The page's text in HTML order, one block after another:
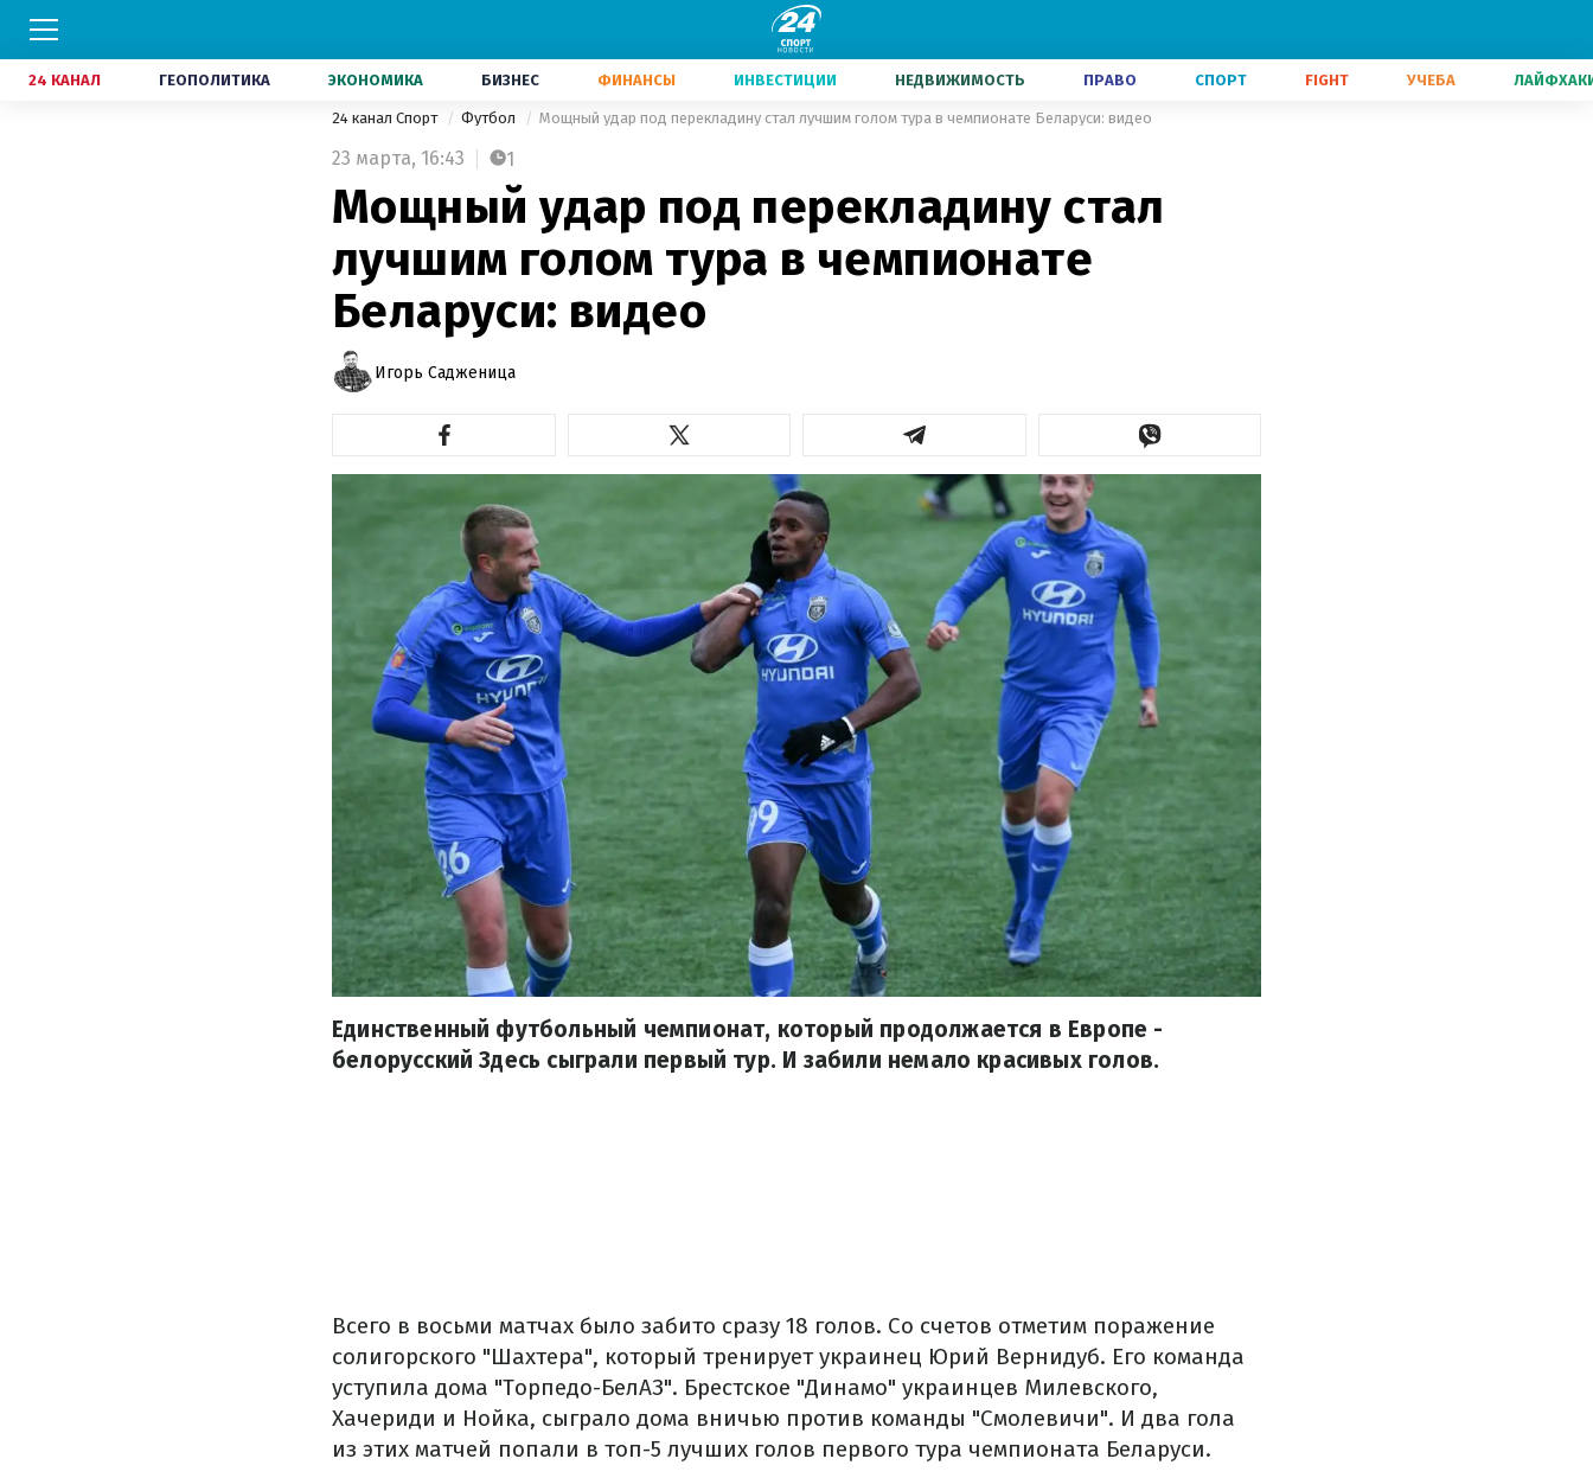
24 КАНАЛ ГЕОПОЛИТИКА ЭКОНОМИКА БИЗНЕС ФИНАНСЫ ИНВЕСТИЦИИ НЕДВИЖИМОСТЬ ПРАВО СПОРТ FIGHT УЧЕБА
24 канал Спорт Футбол Мощный удар под перекладину стал лучшим голом тура в чемпионате Беларуси: видео
23 марта, 16:43 1
Мощный удар под перекладину стал
лучшим голом тура в чемпионате
Беларуси: видео
Игорь Садженица
Единственный футбольный чемпионат, который продолжается в Европе -
белорусский Здесь сыграли первый тур. И забили немало красивых голов.
Всего в восьми матчах было забито сразу 18 голов. Со счетов отметим поражение
солигорского "Шахтера", который тренирует украинец Юрий Вернидуб. Его команда
уступила дома "Торпедо-БелАЗ". Брестское "Динамо" украинцев Милевского,
Хачериди и Нойка, сыграло дома вничью против команды "Смолевичи". И два гола
из этих матчей попали в топ-5 лучших голов первого тура чемпионата Беларуси.